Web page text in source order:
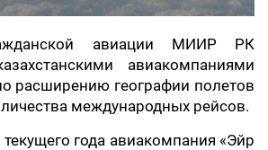
авиации МИИР РК
авиакомпаниями
расширению географии полетов
международных рейсов.
текущего года авиакомпания «Эйр